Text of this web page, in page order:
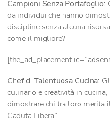
Campioni Senza Portafoglio:
da individui che hanno
discipline senza alcuna
come il migliore?
[the_ad_placement
Chef di Talentuosa Cucina:
culinario e creatività in
dimostrare chi tra loro merita
Caduta Libera”.